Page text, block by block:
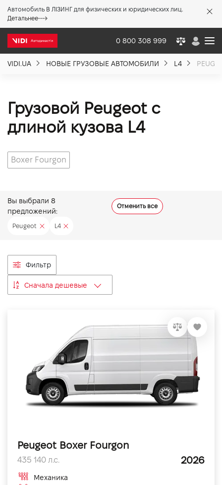
Автомобиль В ЛІЗИНГ для физических и юридических лиц.
Детальнее
0 800 308 999
VIDI.UA НОВЫЕ ГРУЗОВЫЕ АВТОМОБИЛИ L4
Грузовой Peugeot с
длиной кузова L4
Boxer Fourgon
Вы выбрали 8
предложений:
Отменить все
Peugeot L4
Фильтр
Сначала дешевые
Peugeot Boxer Fourgon
435 140 л.с. 2026
Механика
Акции %
Новости
Политика качества
Вакансии
Контакты
Підпишись на наш канал та слідкуй за